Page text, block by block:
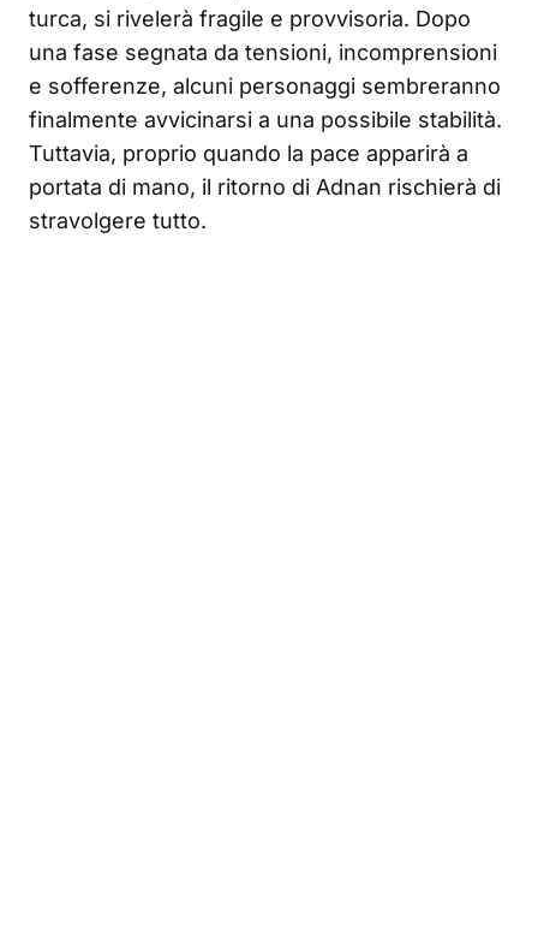
turca, si rivelerà fragile e provvisoria. Dopo
una fase segnata da tensioni, incomprensioni
e sofferenze, alcuni personaggi sembreranno
finalmente avvicinarsi a una possibile stabilità.
Tuttavia, proprio quando la pace apparirà a
portata di mano, il ritorno di Adnan rischierà di
stravolgere tutto.